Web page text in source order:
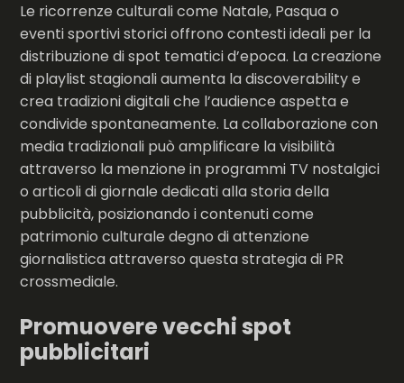
Le ricorrenze culturali come Natale, Pasqua o
eventi sportivi storici offrono contesti ideali per la
distribuzione di spot tematici d’epoca. La creazione
di playlist stagionali aumenta la discoverability e
crea tradizioni digitali che l’audience aspetta e
condivide spontaneamente. La collaborazione con
media tradizionali può amplificare la visibilità
attraverso la menzione in programmi TV nostalgici
o articoli di giornale dedicati alla storia della
pubblicità, posizionando i contenuti come
patrimonio culturale degno di attenzione
giornalistica attraverso questa strategia di PR
crossmediale.
Promuovere vecchi spot
pubblicitari